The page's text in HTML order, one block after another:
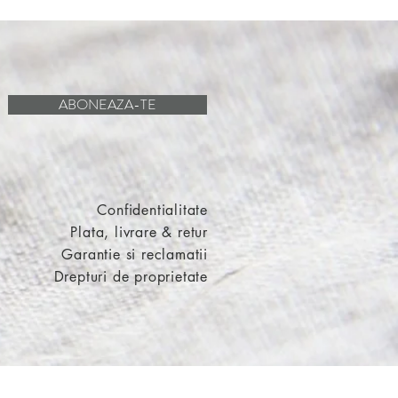
ABONEAZA-TE
Confidentialitate
Plata, livrare & retur
Garantie si reclamatii
Drepturi de proprietate